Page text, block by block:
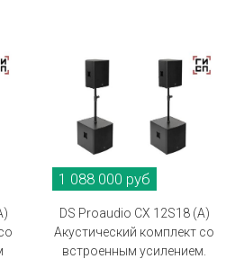
1 088 000 руб
DS Proaudio CX 12S18 (A)
Акустический комплект со
встроенным усилением.